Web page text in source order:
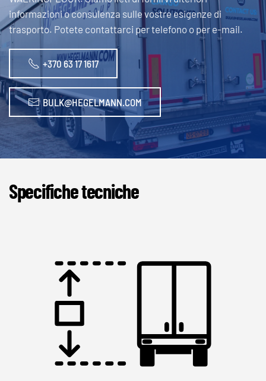
informazioni o consulenza sulle vostre esigenze di
trasporto. Potete contattarci per telefono o per e-mail.
+370 63 17 1617
BULK@HEGELMANN.COM
Specifiche tecniche